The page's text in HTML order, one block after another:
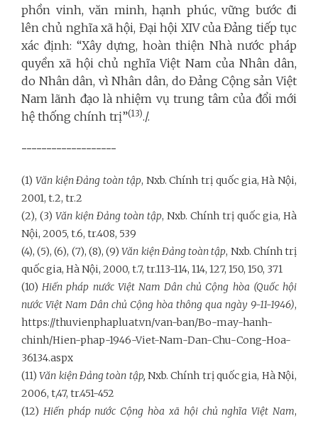
phồn vinh, văn minh, hạnh phúc, vững bước đi
lên chủ nghĩa xã hội, Đại hội XIV của Đảng tiếp tục
xác định: “Xây dựng, hoàn thiện Nhà nước pháp
quyền xã hội chủ nghĩa Việt Nam của Nhân dân,
do Nhân dân, vì Nhân dân, do Đảng Cộng sản Việt
Nam lãnh đạo là nhiệm vụ trung tâm của đổi mới
hệ thống chính trị”(13)./.
-------------------
(1) Văn kiện Đảng toàn tập, Nxb. Chính trị quốc gia, Hà Nội,
2001, t.2, tr.2
(2), (3) Văn kiện Đảng toàn tập, Nxb. Chính trị quốc gia, Hà
Nội, 2005, t.6, tr.408, 539
(4), (5), (6), (7), (8), (9)Văn kiện Đảng toàn tập, Nxb. Chính trị
quốc gia, Hà Nội, 2000, t.7, tr.113-114, 114, 127, 150, 150, 371
(10)Hiến pháp nước Việt Nam Dân chủ Cộng hòa (Quốc hội
nước Việt Nam Dân chủ Cộng hòa thông qua ngày 9-11-1946),
https://thuvienphapluat.vn/van-ban/Bo-may-hanh-
chinh/Hien-phap-1946-Viet-Nam-Dan-Chu-Cong-Hoa-
36134.aspx
(11)Văn kiện Đảng toàn tập, Nxb. Chính trị quốc gia, Hà Nội,
2006, t,47, tr.451-452
(12) Hiến pháp nước Cộng hòa xã hội chủ nghĩa Việt Nam,